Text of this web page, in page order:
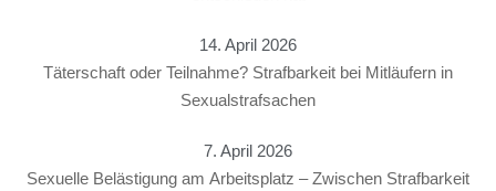
14. April 2026
Täterschaft oder Teilnahme? Strafbarkeit bei Mitläufern in
Sexualstrafsachen
7. April 2026
Sexuelle Belästigung am Arbeitsplatz – Zwischen Strafbarkeit